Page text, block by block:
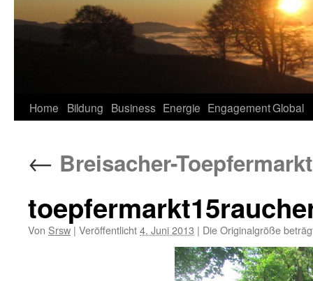
Home Bildung Business Energie EngagementGlobal
← Breisacher-Toepfermarkt
Von Srsw | Veröffentlicht4. Juni 2013 | Die Originalgröße